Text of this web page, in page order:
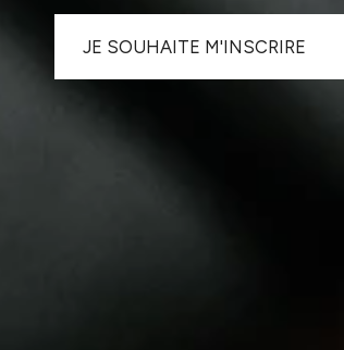
JE SOUHAITE M'INSCRIRE